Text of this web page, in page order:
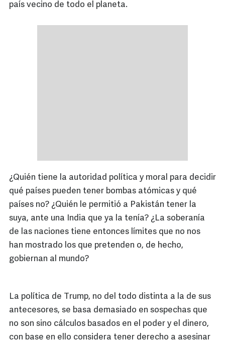
país vecino de todo el planeta.
¿Quién tiene la autoridad política y moral para decidir
qué países pueden tener bombas atómicas y qué
países no? ¿Quién le permitió a Pakistán tener la
suya, ante una India que ya la tenía? ¿La soberanía
de las naciones tiene entonces límites que no nos
han mostrado los que pretenden o, de hecho,
gobiernan al mundo?
La política de Trump, no del todo distinta a la de sus
antecesores, se basa demasiado en sospechas que
no son sino cálculos basados en el poder y el dinero,
con base en ello considera tener derecho a asesinar